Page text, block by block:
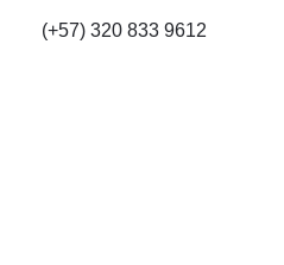
(+57) 320 833 9612